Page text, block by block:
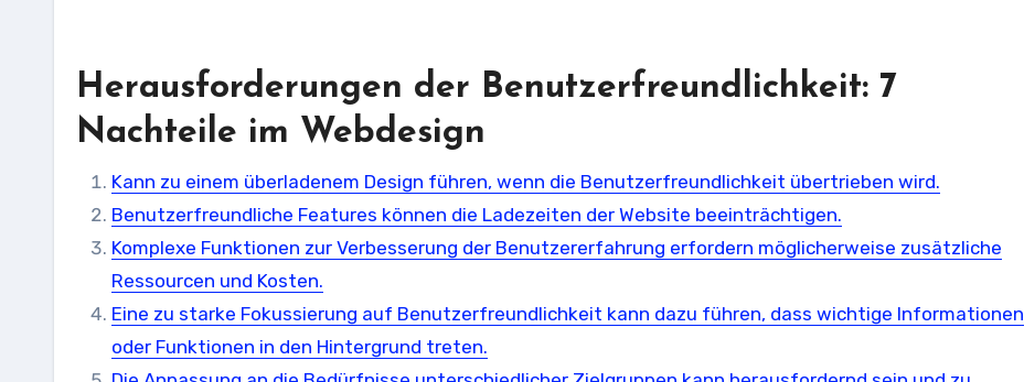
Herausforderungen der Benutzerfreundlichkeit: 7
Nachteile im Webdesign
Kann zu einem überladenem Design führen, wenn die Benutzerfreundlichkeit übertrieben wird.
Benutzerfreundliche Features können die Ladezeiten der Website beeinträchtigen.
Komplexe Funktionen zur Verbesserung der Benutzererfahrung erfordern möglicherweise zusätzliche
Ressourcen und Kosten.
Eine zu starke Fokussierung auf Benutzerfreundlichkeit kann dazu führen, dass wichtige Informationen
oder Funktionen in den Hintergrund treten.